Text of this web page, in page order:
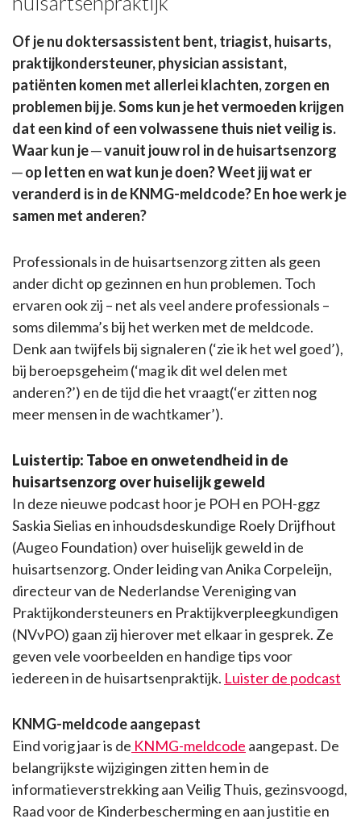
Of je nu doktersassistent bent, triagist, huisarts,
praktijkondersteuner, physician assistant,
patiënten komen met allerlei klachten, zorgen en
problemen bij je. Soms kun je het vermoeden krijgen
dat een kind of een volwassene thuis niet veilig is.
Waar kun je ─ vanuit jouw rol in de huisartsenzorg
─ op letten en wat kun je doen? Weet jij wat er
veranderd is in de KNMG-meldcode? En hoe werk je
samen met anderen?
Professionals in de huisartsenzorg zitten als geen
ander dicht op gezinnen en hun problemen. Toch
ervaren ook zij – net als veel andere professionals –
soms dilemma’s bij het werken met de meldcode.
Denk aan twijfels bij signaleren (‘zie ik het wel goed’),
bij beroepsgeheim (‘mag ik dit wel delen met
anderen?’) en de tijd die het vraagt(‘er zitten nog
meer mensen in de wachtkamer’).
Luistertip: Taboe en onwetendheid in de
huisartsenzorg over huiselijk geweld
In deze nieuwe podcast hoor je POH en POH-ggz
Saskia Sielias en inhoudsdeskundige Roely Drijfhout
(Augeo Foundation) over huiselijk geweld in de
huisartsenzorg. Onder leiding van Anika Corpeleijn,
directeur van de Nederlandse Vereniging van
Praktijkondersteuners en Praktijkverpleegkundigen
(NVvPO) gaan zij hierover met elkaar in gesprek. Ze
geven vele voorbeelden en handige tips voor
iedereen in de huisartsenpraktijk. Luister de podcast
KNMG-meldcode aangepast
Eind vorig jaar is de KNMG-meldcode aangepast. De
belangrijkste wijzigingen zitten hem in de
informatieverstrekking aan Veilig Thuis, gezinsvoogd,
Raad voor de Kinderbescherming en aan justitie en